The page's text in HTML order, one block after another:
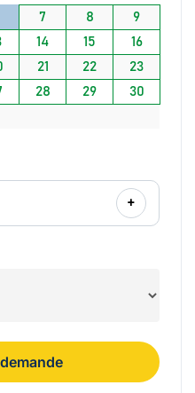
7 8
9
14 15
16
21 22
23
28 29
30
+